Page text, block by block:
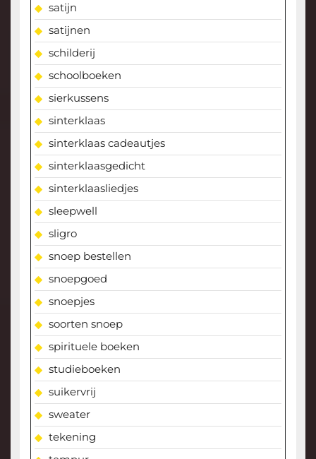
satijn
satijnen
schilderij
schoolboeken
sierkussens
sinterklaas
sinterklaas cadeautjes
sinterklaasgedicht
sinterklaasliedjes
sleepwell
sligro
snoep bestellen
snoepgoed
snoepjes
soorten snoep
spirituele boeken
studieboeken
suikervrij
sweater
tekening